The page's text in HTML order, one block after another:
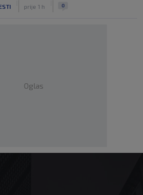
prije 1 h 0
Oglas